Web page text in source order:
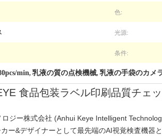
色:
光源:
条件:
min, 乳液の質の点検機械, 乳液の手袋のカメ
食品包装ラベル印刷品質チェ
ジー株式会社 (Anhui Keye Intelligent
ー&デザイナーとして最先端のAI視覚検査機器